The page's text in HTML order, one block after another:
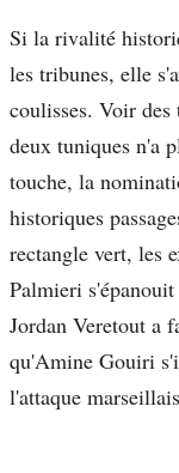
Si la rivalité
les tribunes, elle
coulisses. Voir
deux tuniques n'a
touche, la
historiques
rectangle vert, les
Palmieri
Jordan Veretout a
qu'Amine Gouiri
l'attaque